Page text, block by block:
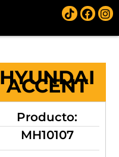
HYUNDAI
ACCENT
Producto:
MH10107